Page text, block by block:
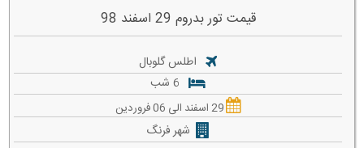
قیمت تور بدروم 29 اسفند 98
اطلس گلوبال
29 اسفند الی 06 فروردین
شهر فرنگ